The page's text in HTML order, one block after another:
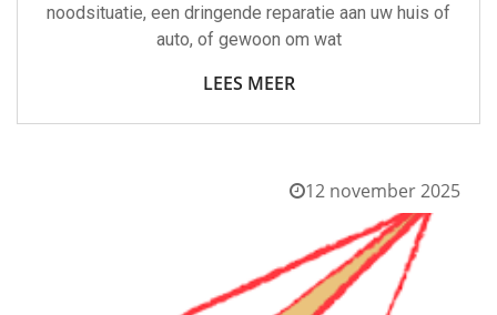
noodsituatie, een dringende reparatie aan uw huis of
auto, of gewoon om wat
LEES MEER
12 november 2025